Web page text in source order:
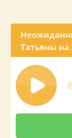
Татьяны на